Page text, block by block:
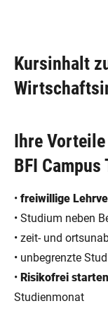
Kursinhalt
Ihre
BFI Campus
• freiwillige
• Studium neben
• zeit- und
• unbegrenzte
• Risikofrei
Studienmonat